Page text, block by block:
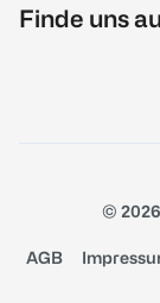
Finde uns
©
AGB